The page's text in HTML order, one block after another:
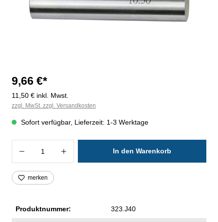
9,66 €*
11,50 € inkl. Mwst.
zzgl. MwSt. zzgl. Versandkosten
Sofort verfügbar, Lieferzeit: 1-3 Werktage
Produkt Anzahl: Gib den gewünschten
In den Warenkorb
merken
Produktnummer: 323.J40